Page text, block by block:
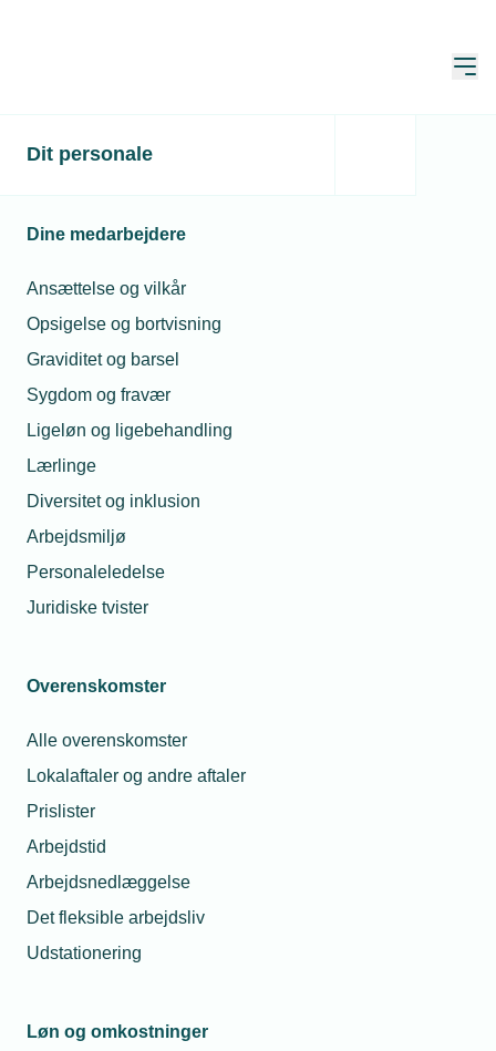
Dit personale
Dine medarbejdere
Ansættelse og vilkår
Opsigelse og bortvisning
Graviditet og barsel
Sygdom og fravær
Ligeløn og ligebehandling
Lærlinge
Diversitet og inklusion
Arbejdsmiljø
Personaleledelse
Juridiske tvister
Overenskomster
Alle overenskomster
Lokalaftaler og andre aftaler
Prislister
Arbejdstid
Arbejdsnedlæggelse
Det fleksible arbejdsliv
Udstationering
Løn og omkostninger
TEKNIQ
Medlemsvirksomheder
RH-Bioservice i Skælskør
Medlem:Aktivt all-inclusive medlem i TEKNIQ
Arbejdsgiverne
Kontakt
Email
ronny.holst@yahoo.dk
Website
https://rh-bioservice.dk/
CVR Number
CVR. nr. 35572384